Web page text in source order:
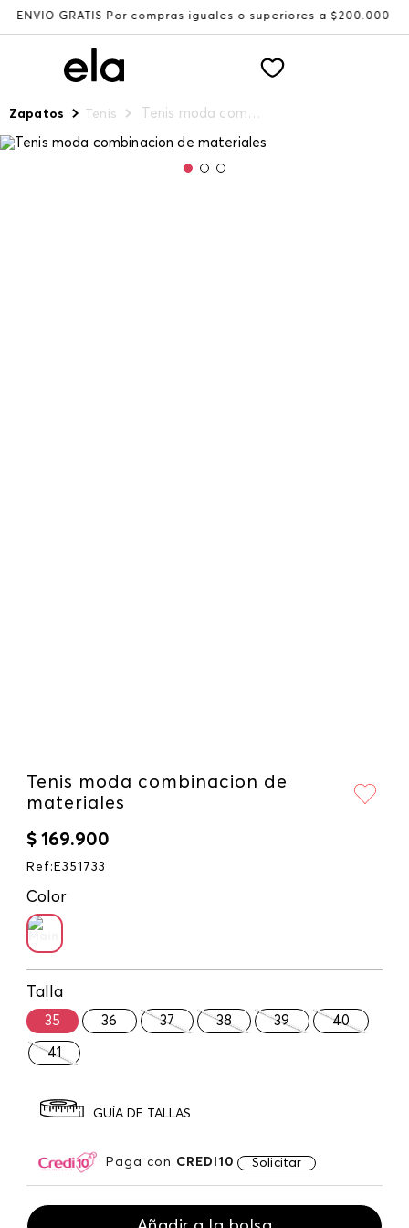
GRATIS Por compras iguales o superiores a $200.000
Zapatos Tenis Tenis moda combinacion de materiales
Tenis moda combinacion de
materiales
$ 169.900
Ref : E351733
Color
Talla
35 36 37 38 39 40
41
GUÍA DE TALLAS
Paga con CREDI10 Solicitar